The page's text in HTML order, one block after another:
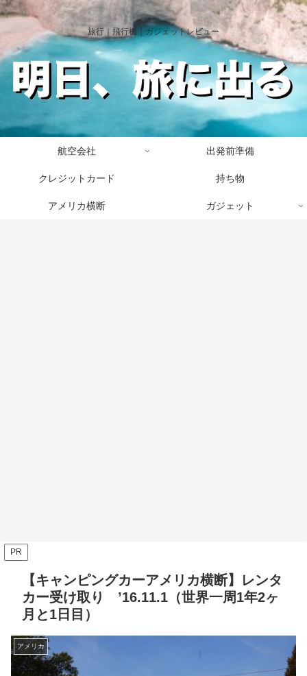
旅行｜飛行機｜ガジェットレビュー
航空会社 出発前準備
クレジットカード 持ち物
アメリカ横断 ガジェット
PR
【キャンピングカーアメリカ横断】レンタ
カー受け取り ’16.11.1（世界一周1年2ヶ
月と1日目）
アメリカ